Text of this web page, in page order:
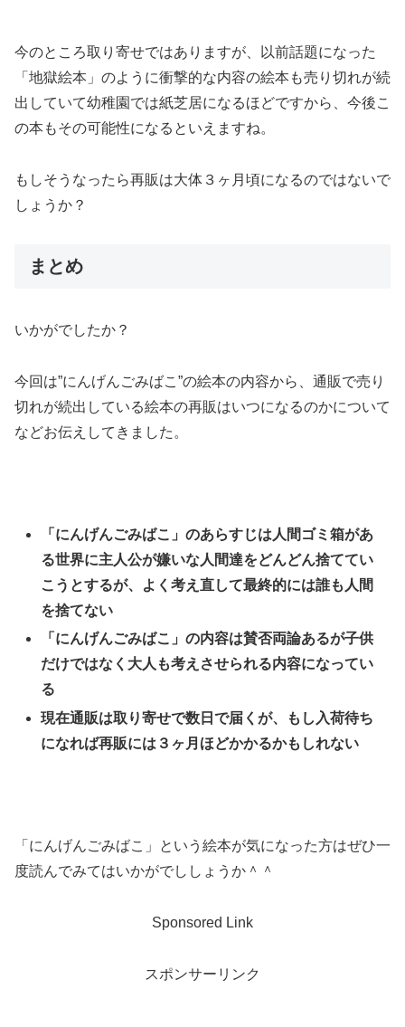
今のところ取り寄せではありますが、以前話題になった
「地獄絵本」のように衝撃的な内容の絵本も売り切れが続
出していて幼稚園では紙芝居になるほどですから、今後こ
の本もその可能性になるといえますね。
もしそうなったら再販は大体３ヶ月頃になるのではないで
しょうか？
まとめ
いかがでしたか？
今回は”にんげんごみばこ”の絵本の内容から、通販で売り
切れが続出している絵本の再販はいつになるのかについて
などお伝えしてきました。
「にんげんごみばこ」のあらすじは人間ゴミ箱があ
る世界に主人公が嫌いな人間達をどんどん捨ててい
こうとするが、よく考え直して最終的には誰も人間
を捨てない
「にんげんごみばこ」の内容は賛否両論あるが子供
だけではなく大人も考えさせられる内容になってい
る
現在通販は取り寄せで数日で届くが、もし入荷待ち
になれば再販には３ヶ月ほどかかるかもしれない
「にんげんごみばこ」という絵本が気になった方はぜひ一
度読んでみてはいかがでししょうか＾＾
Sponsored Link
スポンサーリンク